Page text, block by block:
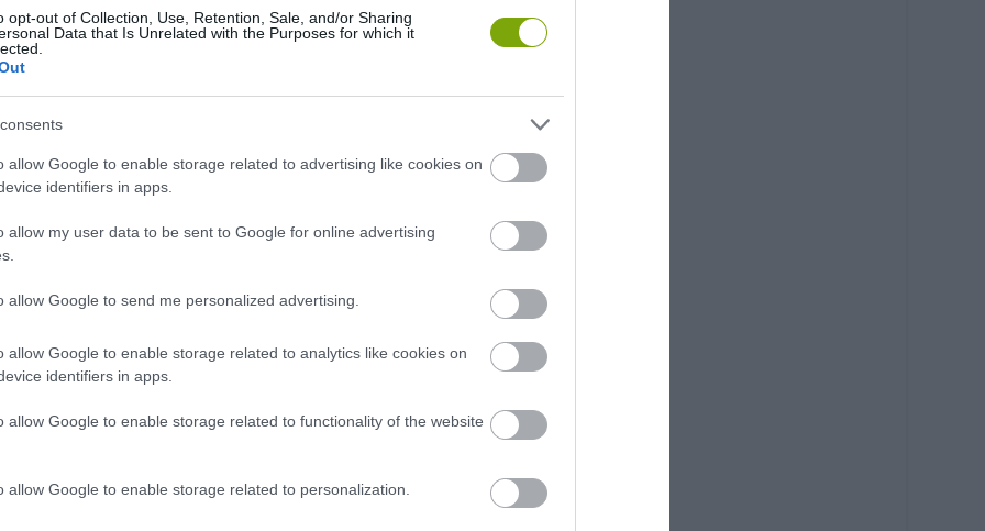
opt-out of Collection, Use, Retention, Sale, and/or Sharing
Data that Is Unrelated with the Purposes for which it
allow Google to enable storage related to advertising like cookies on
identifiers in apps.
allow my user data to be sent to Google for online advertising
allow Google to send me personalized advertising.
allow Google to enable storage related to analytics like cookies on
identifiers in apps.
allow Google to enable storage related to functionality of the website
allow Google to enable storage related to personalization.
megőrzését. A november 17-én megnyitott tátrai
9 és 16 óra között ingyenesen látogatható. A
meg a legegyszerűbben, a dóm a siklóállomásnál